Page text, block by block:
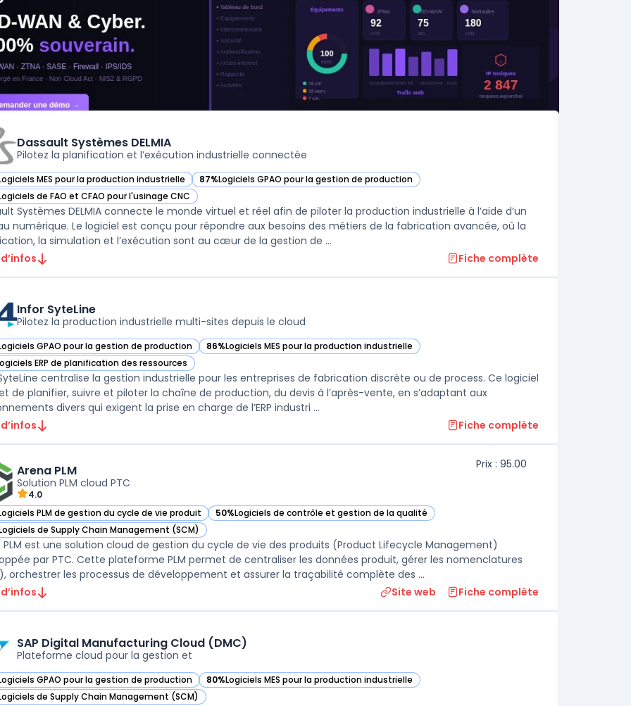
Dassault Systèmes DELMIA
Pilotez la planification et l’exécution industrielle connectée
MES pour la production industrielle
Dassault Systèmes DELMIA dans cette catégorie
87%Logiciels GPAO pour la gestion de production
— voir Dassault Systèmes DELMIA dans cette catégorie
de FAO et CFAO pour l'usinage CNC
Dassault Systèmes DELMIA dans cette catégorie
Systèmes DELMIA connecte le monde virtuel et réel afin de piloter la production industrielle à l’aide d’un
numérique. Le logiciel est conçu pour répondre aux besoins des métiers de la fabrication avancée, où la
la simulation et l’exécution sont au cœur de la gestion de ...
Fiche complète
Infor SyteLine
Pilotez la production industrielle multi-sites depuis le cloud
GPAO pour la gestion de production
Infor SyteLine dans cette catégorie 86%Logiciels MES pour la production industrielle
— voir Infor SyteLine dans cette catégorie
ERP de planification des ressources
Infor SyteLine dans cette catégorie
centralise la gestion industrielle pour les entreprises de fabrication discrète ou de process. Ce logiciel
de planifier, suivre et piloter la chaîne de production, du devis à l’après-vente, en s’adaptant aux
divers qui exigent la prise en charge de l’ERP industri ...
Fiche complète
Arena PLM
Solution PLM cloud PTC
4.0
Prix : 95.00
PLM de gestion du cycle de vie produit
Arena PLM dans cette catégorie 50%Logiciels de contrôle et gestion de la qualité
— voir Arena PLM dans cette catégorie
de Supply Chain Management (SCM)
Arena PLM dans cette catégorie
PLM est une solution cloud de gestion du cycle de vie des produits (Product Lifecycle Management)
par PTC. Cette plateforme PLM permet de centraliser les données produit, gérer les nomenclatures
(BOM), orchestrer les processus de développement et assurer la traçabilité complète des ...
Site web Fiche complète
SAP Digital Manufacturing Cloud (DMC)
Plateforme cloud pour la gestion et
GPAO pour la gestion de production
SAP Digital Manufacturing Cloud (DMC) dans cette catégorie
80%Logiciels MES pour la production industrielle
— voir SAP Digital Manufacturing Cloud (DMC) dans cette catégorie
de Supply Chain Management (SCM)
SAP Digital Manufacturing Cloud (DMC) dans cette catégorie